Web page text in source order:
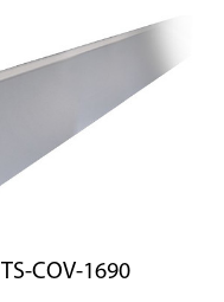
TS-COV-1690